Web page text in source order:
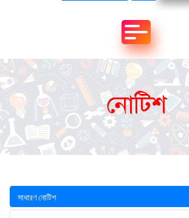
নোটিশ
সাধারণ নোটিশ